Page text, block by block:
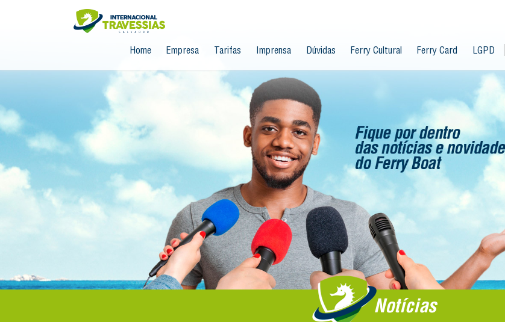
Home Empresa Tarifas Imprensa Dúvidas Ferry Cultural Ferry Card LGPD
Notícias